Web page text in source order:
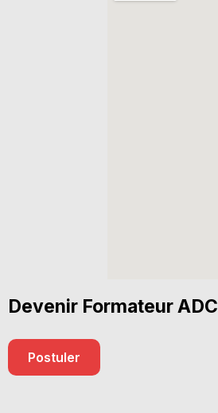
Devenir Formateur ADC
Postuler